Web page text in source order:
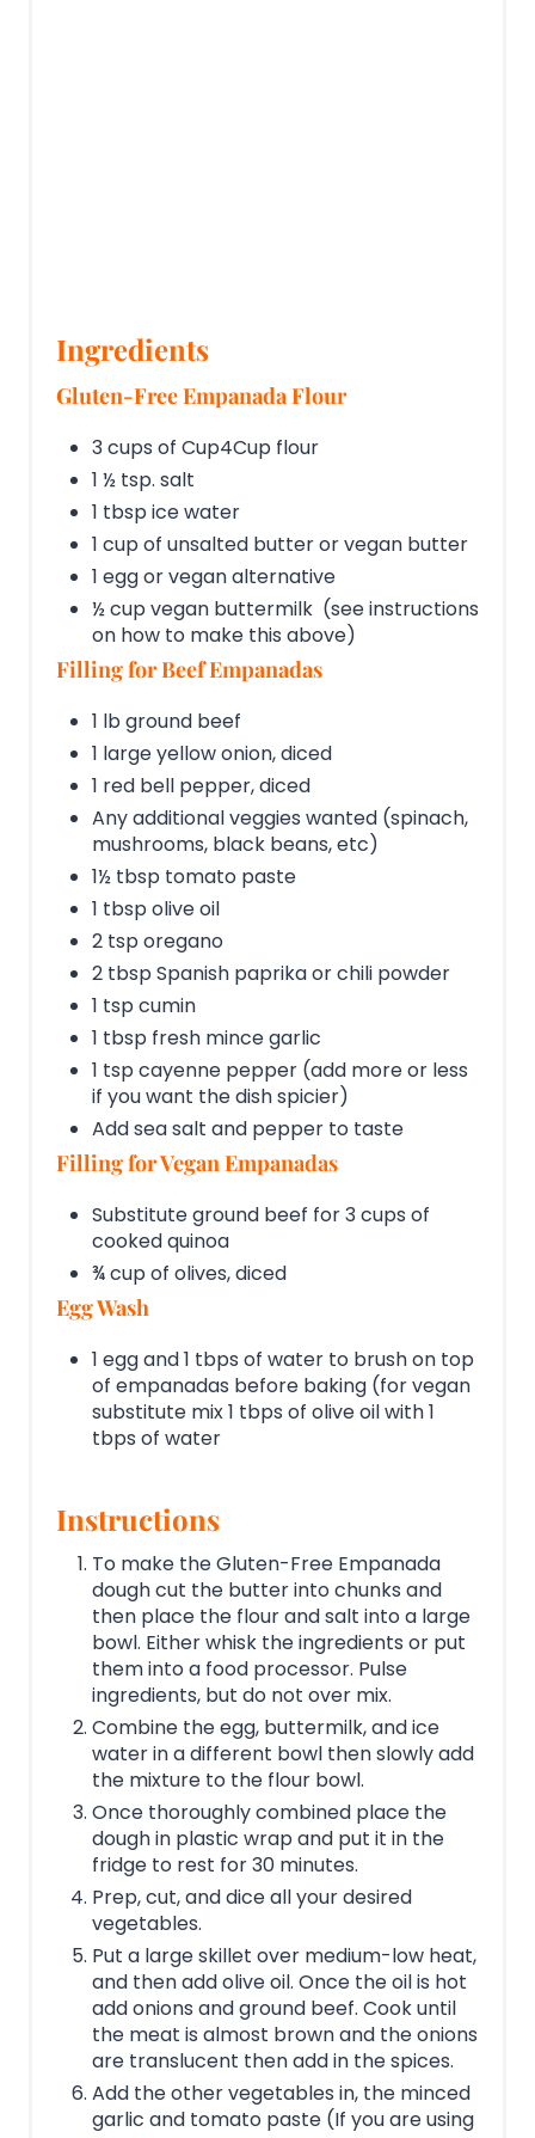
Ingredients
Gluten-Free Empanada Flour
3 cups of Cup4Cup flour
1 ½ tsp. salt
1 tbsp ice water
1 cup of unsalted butter or vegan butter
1 egg or vegan alternative
½ cup vegan buttermilk (see instructions
on how to make this above)
Filling for Beef Empanadas
1 lb ground beef
1 large yellow onion, diced
1 red bell pepper, diced
Any additional veggies wanted (spinach,
mushrooms, black beans, etc)
1½ tbsp tomato paste
1 tbsp olive oil
2 tsp oregano
2 tbsp Spanish paprika or chili powder
1 tsp cumin
1 tbsp fresh mince garlic
1 tsp cayenne pepper (add more or less
if you want the dish spicier)
Add sea salt and pepper to taste
Filling for Vegan Empanadas
Substitute ground beef for 3 cups of
cooked quinoa
¾ cup of olives, diced
Egg Wash
1 egg and 1 tbps of water to brush on top
of empanadas before baking (for vegan
substitute mix 1 tbps of olive oil with 1
tbps of water
Instructions
To make the Gluten-Free Empanada
dough cut the butter into chunks and
then place the flour and salt into a large
bowl. Either whisk the ingredients or put
them into a food processor. Pulse
ingredients, but do not over mix.
Combine the egg, buttermilk, and ice
water in a different bowl then slowly add
the mixture to the flour bowl.
Once thoroughly combined place the
dough in plastic wrap and put it in the
fridge to rest for 30 minutes.
Prep, cut, and dice all your desired
vegetables.
Put a large skillet over medium-low heat,
and then add olive oil. Once the oil is hot
add onions and ground beef. Cook until
the meat is almost brown and the onions
are translucent then add in the spices.
Add the other vegetables in, the minced
garlic and tomato paste (If you are using